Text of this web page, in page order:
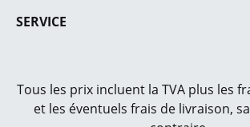
SERVICE
Tous les prix incluent la TVA plus les
et les éventuels frais de livraison,